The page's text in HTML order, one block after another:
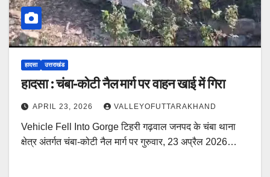
हादसा उत्तराखंड
हादसा : चंबा-कोटी नैल मार्ग पर वाहन खाई में गिरा
APRIL 23, 2026 VALLEYOFUTTARAKHAND
Vehicle Fell Into Gorge टिहरी गढ़वाल जनपद के चंबा थाना
क्षेत्र अंतर्गत चंबा-कोटी नैल मार्ग पर गुरुवार, 23 अप्रैल 2026…